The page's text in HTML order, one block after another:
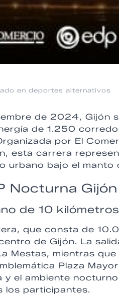
en deportes alternativos
de 2024, Gijón
de 1.250
por El
esta carrera
urbano bajo el manto
Nocturna Gijón
de 10 kilómetros
que consta de
de Gijón. La
Mestas, mientras
Plaza
y el ambiente
los participantes.